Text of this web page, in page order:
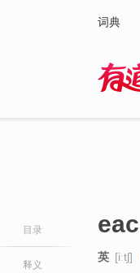
词典
目录
释义
英 [iːtʃ]